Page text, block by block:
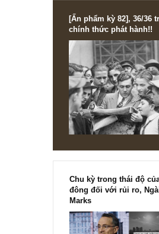
mới trên thế giới – Kỳ 9,
[Ấn phẩm kỳ 82],
chính thức phát